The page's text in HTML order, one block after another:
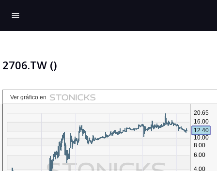
menu
2706.TW ()